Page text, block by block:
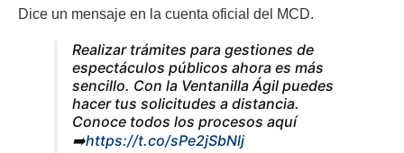
Dice un mensaje en la cuenta oficial del MCD.
Realizar trámites para gestiones de
espectáculos públicos ahora es más
sencillo. Con la Ventanilla Ágil puedes
hacer tus solicitudes a distancia.
Conoce todos los procesos aquí
➡️https://t.co/sPe2jSbNlj